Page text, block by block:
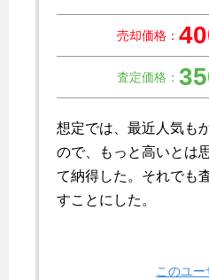
売却価格：
査定価格：
想定では、最近人気も
ので、もっと高いとは
て納得した。それでも
すことにした。
このユ